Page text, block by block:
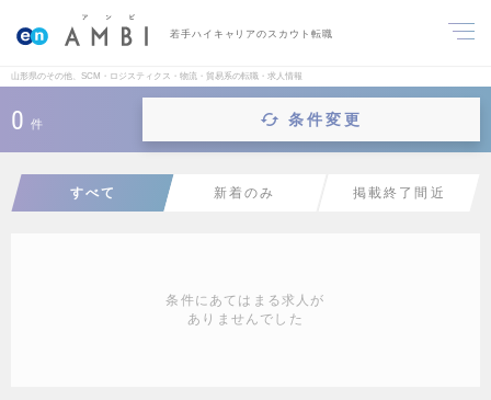
若手ハイキャリアのスカウト転職
山形県のその他、SCM・ロジスティクス・物流・貿易系の転職・求人情報
0 件 条件変更
すべて 新着のみ 掲載終了間近
条件にあてはまる求人が
ありませんでした